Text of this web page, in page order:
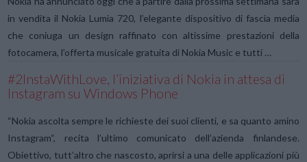
in vendita il Nokia Lumia 720, l’elegante dispositivo di fascia media
che coniuga un design raffinato con altissime prestazioni della
fotocamera, l’offerta musicale gratuita di Nokia Music e tutti …
#2InstaWithLove, l’iniziativa di Nokia in attesa di
Instagram su Windows Phone
“Nokia ascolta sempre le richieste dei suoi clienti, e sa quanto amino
Instagram“, recita l’ultimo comunicato dell’azienda finlandese.
Obiettivo, tutt’altro che nascosto, aprirsi a una delle applicazioni più